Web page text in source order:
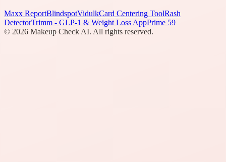
Maxx ReportBlindspotVidulkCard Centering ToolRash
DetectorTrimm - GLP-1 & Weight Loss AppPrime 59
© 2026 Makeup Check AI. All rights reserved.